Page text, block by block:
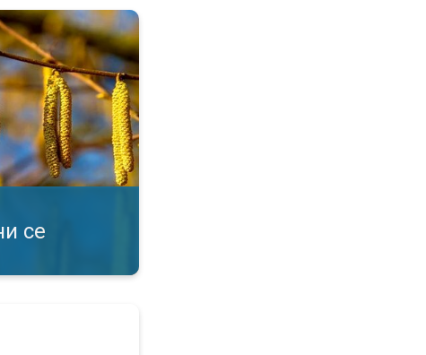
Първите цветя са тук. . .
се